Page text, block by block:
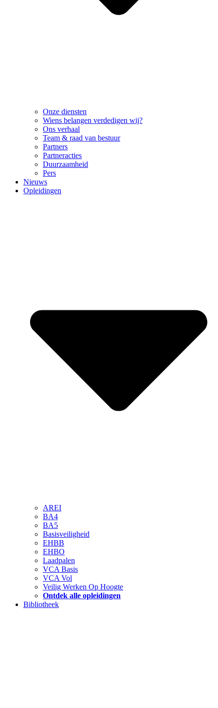
Onze diensten
Wiens belangen verdedigen wij?
Ons verhaal
Team & raad van bestuur
Partners
Partneracties
Duurzaamheid
Pers
Nieuws
Opleidingen
AREI
BA4
BA5
Basisveiligheid
EHBB
EHBO
Laadpalen
VCA Basis
VCA Vol
Veilig Werken Op Hoogte
Ontdek alle opleidingen
Bibliotheek